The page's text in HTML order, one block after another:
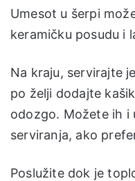
Umesot u šerpi
keramičku posudu i
Na kraju, servirajte
po želji dodajte
odozgo. Možete ih i
serviranja, ako
Poslužite dok je